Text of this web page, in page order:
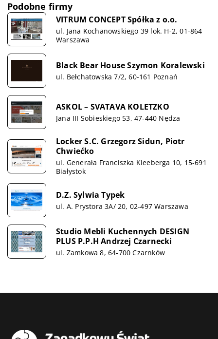
Podobne firmy
VITRUM CONCEPT Spółka z o.o.
ul. Jana Kochanowskiego 39 lok. H-2, 01-864
Warszawa
Black Bear House Szymon Koralewski
ul. Bełchatowska 7/2, 60-161 Poznań
ASKOL – SVATAVA KOLETZKO
Jana III Sobieskiego 53, 47-440 Nędza
Locker S.C. Grzegorz Sidun, Piotr
Chwiećko
ul. Generała Franciszka Kleeberga 10, 15-691
Białystok
D.Z. Sylwia Typek
ul. A. Prystora 3A/ 20, 02-497 Warszawa
Studio Mebli Kuchennych DESIGN
PLUS P.P.H Andrzej Czarnecki
ul. Zamkowa 8, 64-700 Czarnków